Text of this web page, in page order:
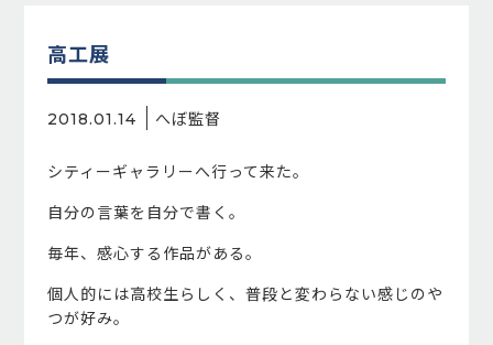
高工展
2018.01.14 へぼ監督
シティーギャラリーへ行って来た。
自分の言葉を自分で書く。
毎年、感心する作品がある。
個人的には高校生らしく、普段と変わらない感じのや
つが好み。